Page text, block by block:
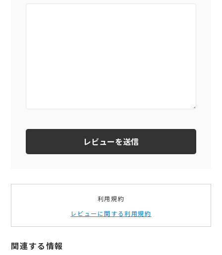
利用規約
レビューに関する利用規約
関連する情報